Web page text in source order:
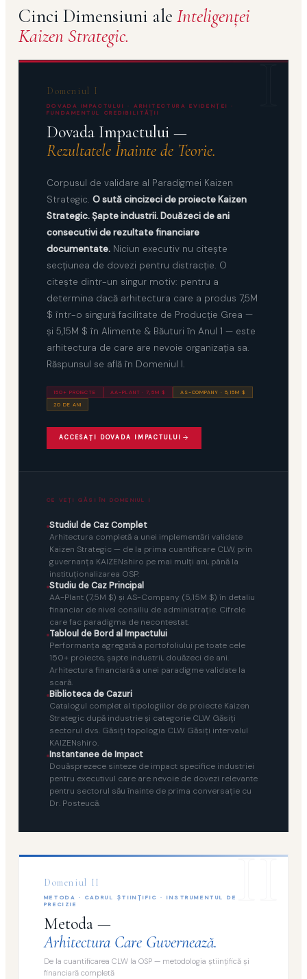
Cinci Dimensiuni ale Inteligenţei
Kaizen Strategic.
I
Domeniul I
DOVADA IMPACTULUI · ARHITECTURA EVIDENŢEI ·
FUNDAMENTUL CREDIBILITĂŢII
Dovada Impactului —
Rezultatele Înainte de Teorie.
Corpusul de validare al Paradigmei Kaizen
Strategic. O sută cincizeci de proiecte Kaizen
Strategic. Şapte industrii. Douăzeci de ani
consecutivi de rezultate financiare
documentate.Niciun executiv nu citeşte
secţiunea de dovezi pentru distracţie. O
citeşte dintr-un singur motiv: pentru a
determina dacă arhitectura care a produs 7,5M
$ într-o singură facilitate de Producţie Grea —
şi 5,15M $ în Alimente & Băuturi în Anul 1 — este
arhitectura de care are nevoie organizaţia sa.
Răspunsul se află în Domeniul I.
150+ PROIECTE AA-PLANT · 7,5M $
AS-COMPANY · 5,15M $
20 DE ANI
ACCESAŢI DOVADA IMPACTULUI
CE VEŢI GĂSI ÎN DOMENIUL I
Studiul de Caz Complet
Arhitectura completă a unei implementări validate
Kaizen Strategic — de la prima cuantificare CLW, prin
guvernanţa KAIZENshiro pe mai mulţi ani, până la
instituţionalizarea OSP.
Studiu de Caz Principal
AA-Plant (7,5M $) şi AS-Company (5,15M $) în detaliu
financiar de nivel consiliu de administraţie. Cifrele
care fac paradigma de necontestat.
Tabloul de Bord al Impactului
Performanţa agregată a portofoliului pe toate cele
150+ proiecte, şapte industrii, douăzeci de ani.
Arhitectura financiară a unei paradigme validate la
scară.
Biblioteca de Cazuri
Catalogul complet al tipologiilor de proiecte Kaizen
Strategic după industrie şi categorie CLW. Găsiţi
sectorul dvs. Găsiţi topologia CLW. Găsiţi intervalul
KAIZENshiro.
Instantanee de Impact
Douăsprezece sinteze de impact specifice industriei
pentru executivul care are nevoie de dovezi relevante
pentru sectorul său înainte de prima conversaţie cu
Dr. Posteucă.
II
Domeniul II
METODA · CADRUL ŞTIINŢIFIC · INSTRUMENTUL DE
PRECIZIE
Metoda —
Arhitectura Care Guvernează.
De la cuantificarea CLW la OSP — metodologia ştiinţifică şi
financiară completă